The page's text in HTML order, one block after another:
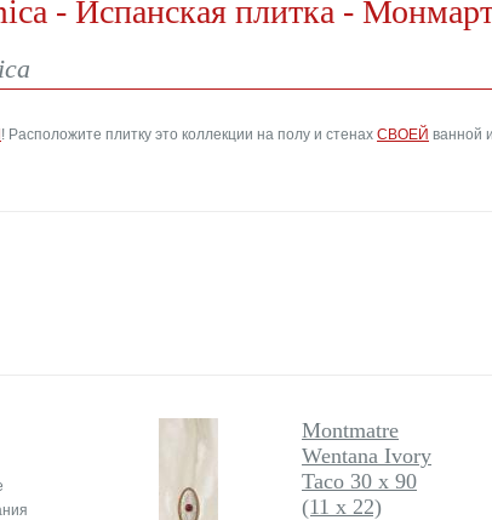
- Испанская плитка -
! Расположите плитку это коллекции на полу и стенах СВОЕЙ ванной
Montmatre
Wentana Ivory
Taco 30 x 90
(11 x 22)